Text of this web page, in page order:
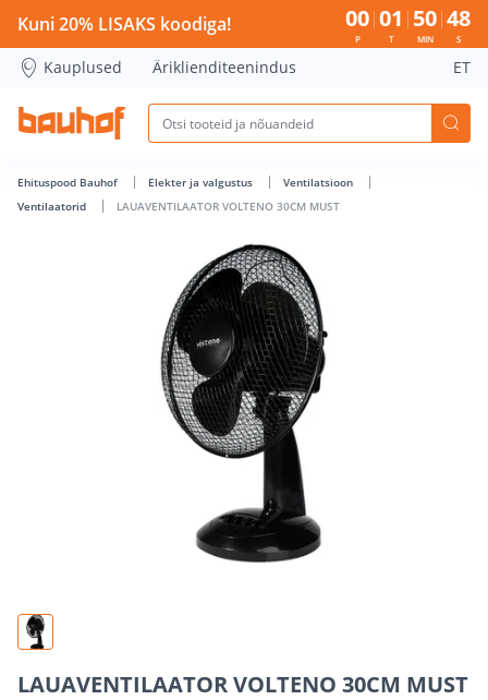
LAUAVENTILAATOR VOLTENO 30CM MUST - Bauhof has
Kuni 20% LISAKS koodiga! 00
P
01
T
50
MIN
48
S
Kauplused Äriklienditeenindus ET
Ehituspood Bauhof Elekter ja valgustus
Ventilatsioon
Ventilaatorid
LAUAVENTILAATOR VOLTENO 30CM MUST
LAUAVENTILAATOR VOLTENO 30CM MUST